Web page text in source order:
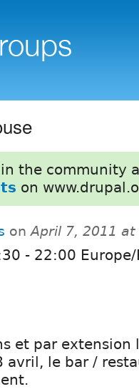
the community
on
onApril 7, 2011 at
- 22:00 Europe/
et par extension
avril, le bar /